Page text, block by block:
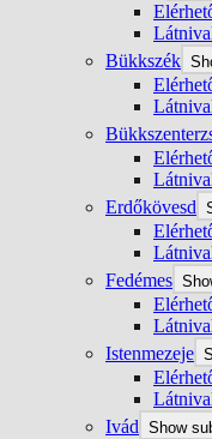
Bükkszék
Erdőkövesd
Fedémes
Istenmezeje
Ivád Show